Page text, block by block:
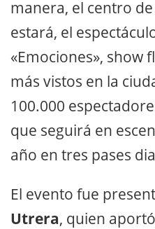
manera, el centro
estará, el
«Emociones», show
más vistos en la
100.000
que seguirá en
año en tres pases
El evento fue
Utrera, quien